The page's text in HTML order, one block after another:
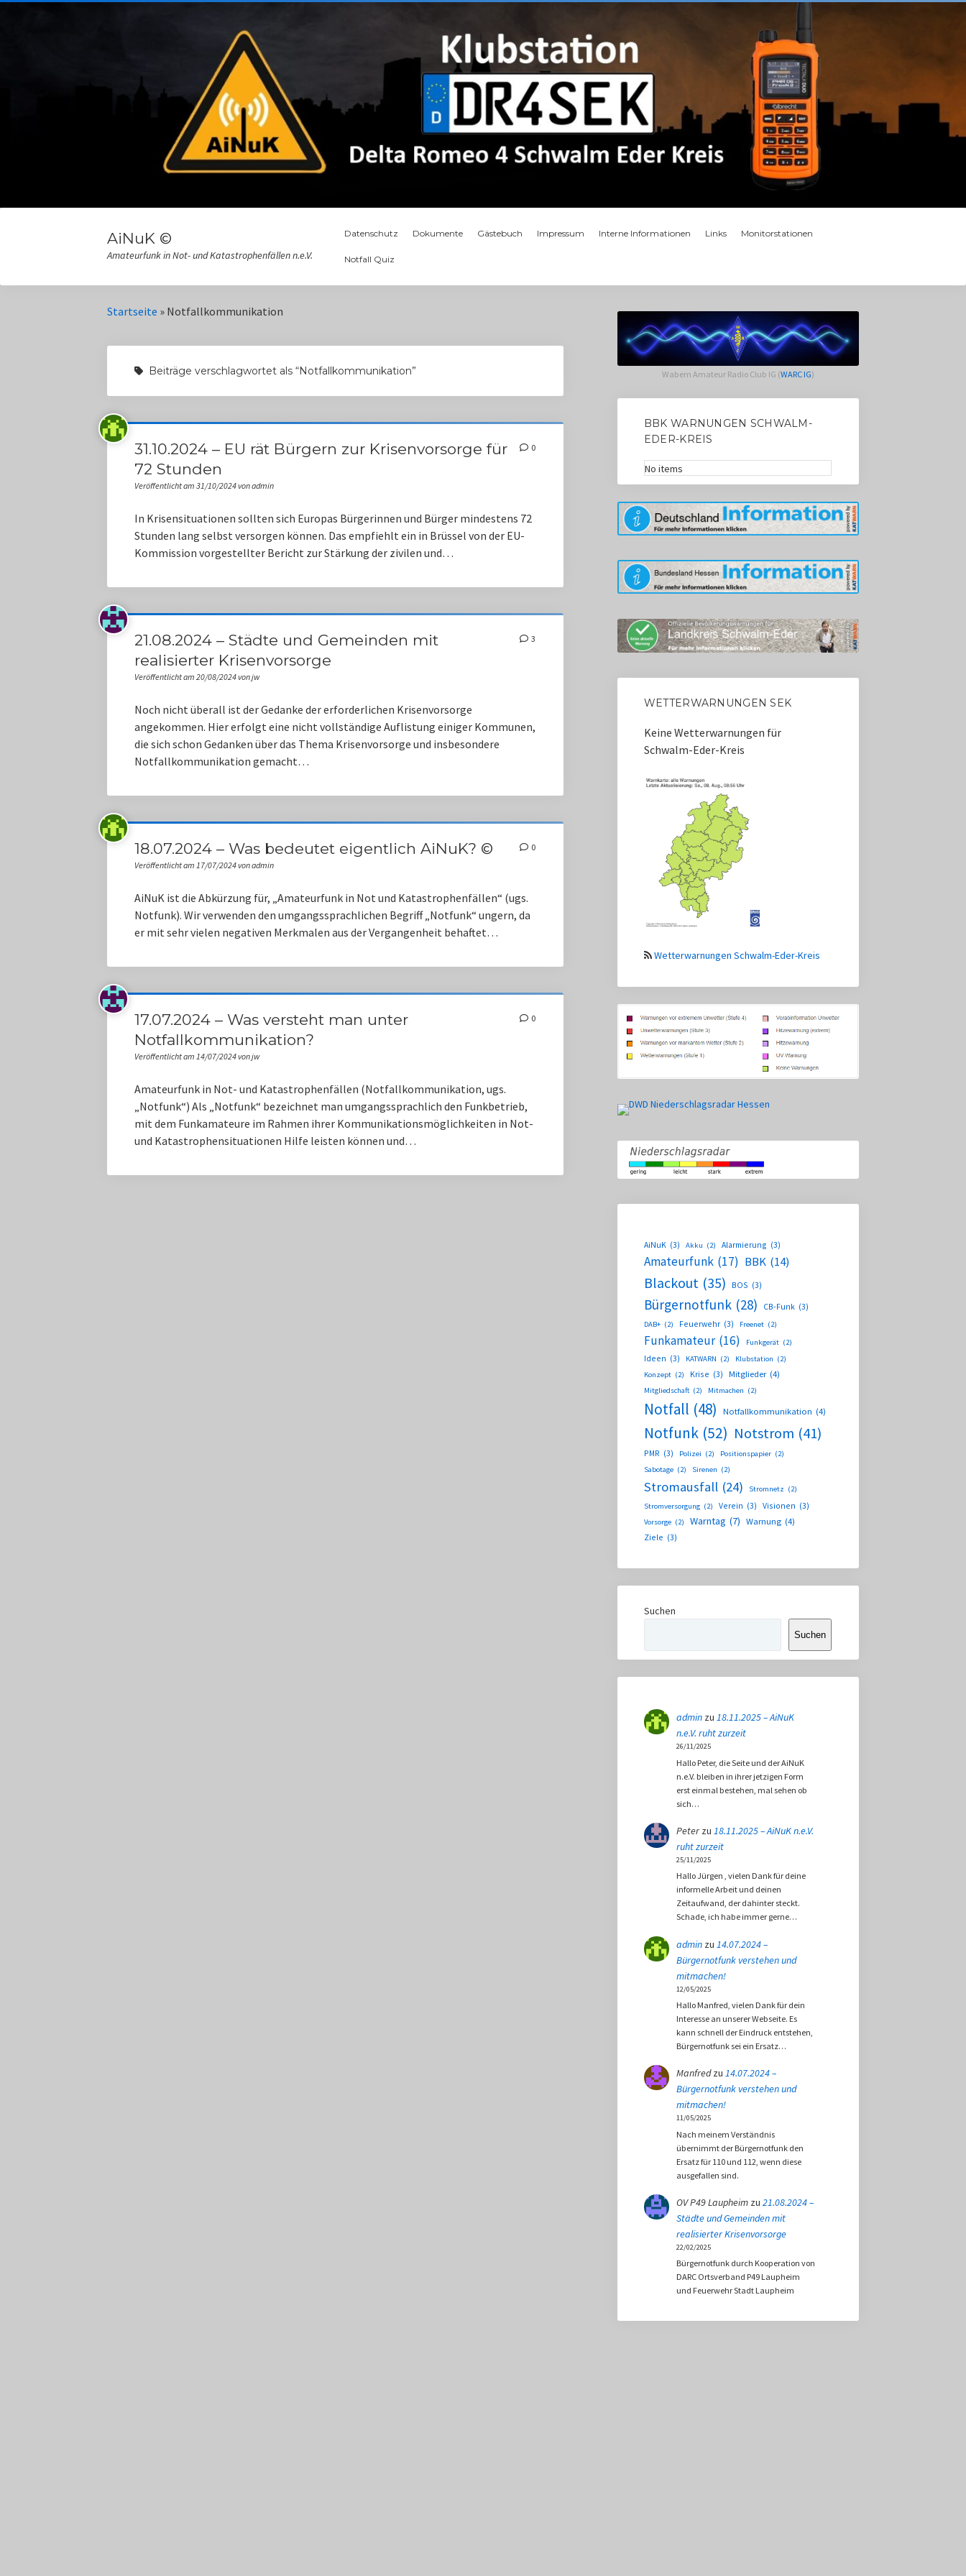
AiNuK ©
Amateurfunk in Not- und Katastrophenfällen n.e.V.
Datenschutz Dokumente Gästebuch Impressum Interne Informationen Links Monitorstationen
Notfall Quiz
Startseite » Notfallkommunikation
Beiträge verschlagwortet als “Notfallkommunikation”
31.10.2024 – EU rät Bürgern zur Krisenvorsorge für
72 Stunden
Veröffentlicht am 31/10/2024 von admin
0
In Krisensituationen sollten sich Europas Bürgerinnen und Bürger mindestens 72
Stunden lang selbst versorgen können. Das empfiehlt ein in Brüssel von der EU-
Kommission vorgestellter Bericht zur Stärkung der zivilen und…
21.08.2024 – Städte und Gemeinden mit
realisierter Krisenvorsorge
Veröffentlicht am 20/08/2024 von jw
3
Noch nicht überall ist der Gedanke der erforderlichen Krisenvorsorge
angekommen. Hier erfolgt eine nicht vollständige Auflistung einiger Kommunen,
die sich schon Gedanken über das Thema Krisenvorsorge und insbesondere
Notfallkommunikation gemacht…
18.07.2024 – Was bedeutet eigentlich AiNuK? ©
Veröffentlicht am 17/07/2024 von admin
0
AiNuK ist die Abkürzung für, „Amateurfunk in Not und Katastrophenfällen“ (ugs.
Notfunk). Wir verwenden den umgangssprachlichen Begriff „Notfunk“ ungern, da
er mit sehr vielen negativen Merkmalen aus der Vergangenheit behaftet…
17.07.2024 – Was versteht man unter
Notfallkommunikation?
Veröffentlicht am 14/07/2024 von jw
0
Amateurfunk in Not- und Katastrophenfällen (Notfallkommunikation, ugs.
„Notfunk“) Als „Notfunk“ bezeichnet man umgangssprachlich den Funkbetrieb,
mit dem Funkamateure im Rahmen ihrer Kommunikationsmöglichkeiten in Not-
und Katastrophensituationen Hilfe leisten können und…
Wabern Amateur Radio Club IG (WARC IG)
BBK WARNUNGEN SCHWALM-
EDER-KREIS
No items
WETTERWARNUNGEN SEK
Keine Wetterwarnungen für
Schwalm-Eder-Kreis
Wetterwarnungen Schwalm-Eder-Kreis
AiNuK (3) Akku (2) Alarmierung (3)
Amateurfunk (17) BBK (14)
Blackout (35) BOS (3)
Bürgernotfunk (28) CB-Funk (3)
DAB+ (2) Feuerwehr (3) Freenet (2)
Funkamateur (16) Funkgerät (2)
Ideen (3) KATWARN (2) Klubstation (2)
Konzept (2) Krise (3) Mitglieder (4)
Mitgliedschaft (2) Mitmachen (2)
Notfall (48) Notfallkommunikation (4)
Notfunk (52) Notstrom (41)
PMR (3) Polizei (2) Positionspapier (2)
Sabotage (2) Sirenen (2)
Stromausfall (24) Stromnetz (2)
Stromversorgung (2) Verein (3) Visionen (3)
Vorsorge (2) Warntag (7) Warnung (4)
Ziele (3)
Suchen
Suchen
admin zu18.11.2025 – AiNuK
n.e.V. ruht zurzeit
26/11/2025
Hallo Peter, die Seite und der AiNuK
n.e.V. bleiben in ihrer jetzigen Form
erst einmal bestehen, mal sehen ob
sich…
Peterzu18.11.2025 – AiNuK n.e.V.
ruht zurzeit
25/11/2025
Hallo Jürgen , vielen Dank für deine
informelle Arbeit und deinen
Zeitaufwand, der dahinter steckt.
Schade, ich habe immer gerne…
admin zu 14.07.2024 –
Bürgernotfunk verstehen und
mitmachen!
12/05/2025
Hallo Manfred, vielen Dank für dein
Interesse an unserer Webseite. Es
kann schnell der Eindruck entstehen,
Bürgernotfunk sei ein Ersatz…
Manfredzu14.07.2024 –
Bürgernotfunk verstehen und
mitmachen!
11/05/2025
Nach meinem Verständnis
übernimmt der Bürgernotfunk den
Ersatz für 110 und 112, wenn diese
ausgefallen sind.
OV P49 Laupheim zu21.08.2024 –
Städte und Gemeinden mit
realisierter Krisenvorsorge
22/02/2025
Bürgernotfunk durch Kooperation von
DARC Ortsverband P49 Laupheim
und Feuerwehr Stadt Laupheim